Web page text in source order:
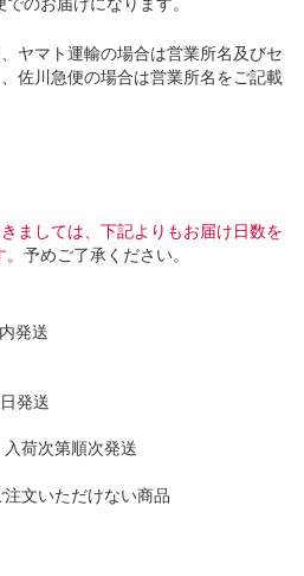
ヤマト運輸の場合は営業所名及びセ
佐川急便の場合は営業所名をご記載
ましては、下記よりもお届け日数を
予めご了承ください。
発送
発送
荷次第順次発送
文いただけない商品